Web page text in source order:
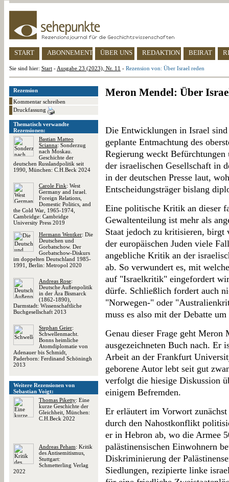
START ABONNEMENT ÜBER UNS REDAKTION BEIRAT
Sie sind hier: Start - Ausgabe 23 (2023), Nr. 11 - Rezension von: Über Israel reden
Rezension
Kommentar schreiben
Druckfassung
Thematisch verwandte
Rezensionen:
Bastian Matteo
Scianna: Sonderzug
nach Moskau.
Geschichte der
deutschen Russlandpolitik seit
1990, München: C.H.Beck 2024
Carole Fink: West
Germany and Israel.
Foreign Relations,
Domestic Politics, and
the Cold War, 1965-1974,
Cambridge: Cambridge
University Press 2019
Hermann Wentker: Die
Deutschen und
Gorbatschow. Der
Gorbatschow-Diskurs
im doppelten Deutschland 1985-
1991, Berlin: Metropol 2020
Andreas Rose:
Deutsche Außenpolitik
in der Ära Bismarck
(1862-1890),
Darmstadt: Wissenschaftliche
Buchgesellschaft 2013
Stephan Geier:
Schwellenmacht.
Bonns heimliche
Atomdiplomatie von
Adenauer bis Schmidt,
Paderborn: Ferdinand Schöningh
2013
Weitere Rezensionen von
Sebastian Voigt:
Thomas Piketty: Eine
kurze Geschichte der
Gleichheit, München:
C.H.Beck 2022
Andreas Peham: Kritik
des Antisemitismus,
Stuttgart:
Schmetterling Verlag
2022
Meron Mendel: Über
Die Entwicklungen in Israel
geplante Entmachtung des
Regierung weckt Befürchtungen
der israelischen Gesellschaft in
in der deutschen Presse laut,
Entscheidungsträger bislang
Eine politische Kritik an dieser
Gewaltenteilung ist mehr als
Staat jedoch zu kritisieren,
der europäischen Juden viele
angebliche Kritik an der
ab. So verwundert es, mit
auf "Israelkritik" eingefordert
dürfe. Schließlich fordert auch
"Norwegen-" oder
muss es also mit der Debatte
Genau dieser Frage geht Meron
ausgezeichneten Buch nach. Er
Arbeit an der Frankfurt
geborene Autor lebt seit gut
verfolgt die hiesige Diskussion
einigem Befremden.
Er erläutert im Vorwort
durch den Nahostkonflikt
er in Hebron ab, wo die Armee
palästinensischen Einwohnern
Diskriminierung der
Siedlungen, rezipierte linke